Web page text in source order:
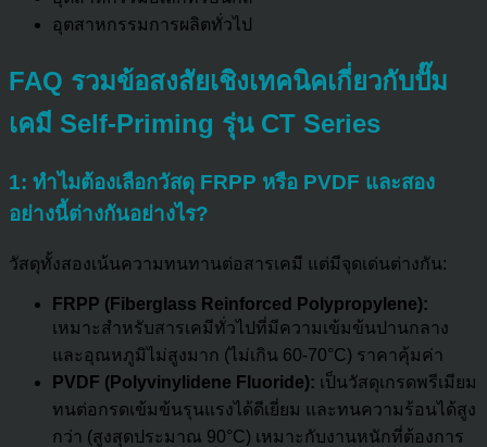
อุตสาหกรรมการผลิตทั่วไป
FAQ รวมข้อสงสัยเชิงเทคนิคเกี่ยวกับปั๊ม
เคมี Self-Priming รุ่น CT Series
1: ทำไมต้องเลือกวัสดุ FRPP หรือ PVDF และสอง
อย่างนี้ต่างกันอย่างไร?
วัสดุทั้งสองเน้นความทนทานต่อสารเคมี แต่มีจุดเด่นต่างกัน:
FRPP (Fiberglass Reinforced Polypropylene):
เหมาะสำหรับสารเคมีทั่วไปที่มีความเข้มข้นปานกลาง
และอุณหภูมิไม่สูงมาก (ไม่เกิน 60-70°C) ราคาคุ้มค่า
PVDF (Polyvinylidene Fluoride): เป็นวัสดุเกรดพรีเมียม
ทนต่อกรดเข้มข้นรุนแรงได้ดีเยี่ยม และทนความร้อนได้สูง
กว่า (สูงสุดประมาณ 90°C) เหมาะกับงานหนักที่ต้องการ